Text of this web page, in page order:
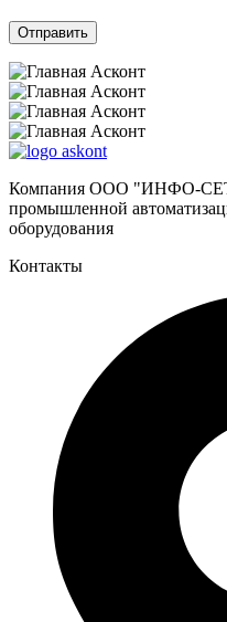
Компания ООО "ИНФО-
промышленной
оборудования
Контакты